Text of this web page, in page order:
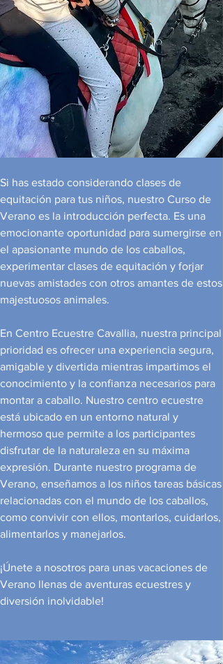
Si has estado considerando clases de
equitación para tus niños, nuestro Curso de
Verano es la introducción perfecta. Es una
emocionante oportunidad para sumergirse en
el apasionante mundo de los caballos,
experimentar clases de equitación y forjar
nuevas amistades con otros amantes de estos
majestuosos animales.
En Centro Ecuestre Cavallia, nuestra principal
prioridad es ofrecer una experiencia segura,
amigable y divertida mientras impartimos el
conocimiento y la confianza necesarios para
montar a caballo. Nuestro centro ecuestre
está ubicado en un entorno natural y
hermoso que permite a los participantes
disfrutar de la naturaleza en su máxima
expresión. Durante nuestro programa de
Verano, enseñamos a los niños tareas básicas
relacionadas con el mundo de los caballos,
como convivir con ellos, montarlos, cuidarlos,
alimentarlos y manejarlos.
¡Únete a nosotros para unas vacaciones de
Verano llenas de aventuras ecuestres y
diversión inolvidable!